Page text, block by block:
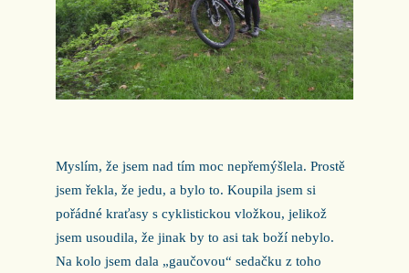
Myslím, že jsem nad tím moc nepřemýšlela. Prostě
jsem řekla, že jedu, a bylo to. Koupila jsem si
pořádné kraťasy s cyklistickou vložkou, jelikož
jsem usoudila, že jinak by to asi tak boží nebylo.
Na kolo jsem dala „gaučovou“ sedačku z toho